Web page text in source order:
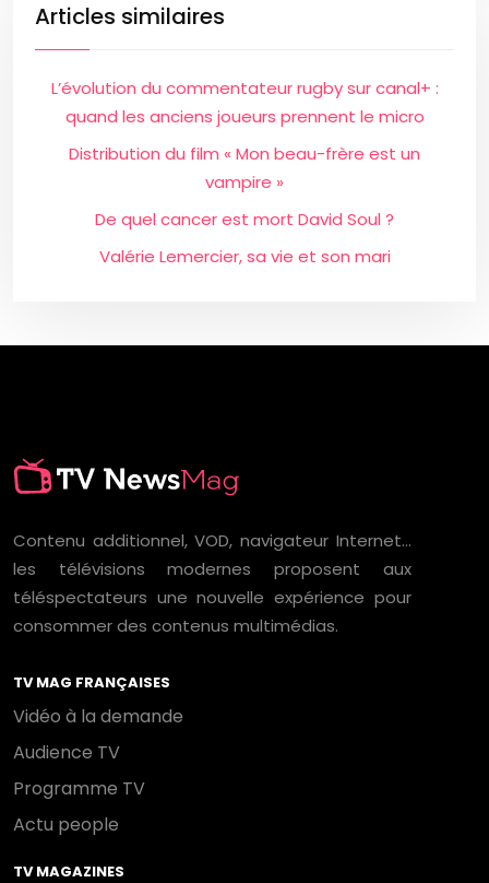
Articles similaires
L’évolution du commentateur rugby sur canal+ :
quand les anciens joueurs prennent le micro
Distribution du film « Mon beau-frère est un
vampire »
De quel cancer est mort David Soul ?
Valérie Lemercier, sa vie et son mari
Contenu additionnel, VOD, navigateur Internet…
les télévisions modernes proposent aux
téléspectateurs une nouvelle expérience pour
consommer des contenus multimédias.
TV MAG FRANÇAISES
Vidéo à la demande
Audience TV
Programme TV
Actu people
TV MAGAZINES